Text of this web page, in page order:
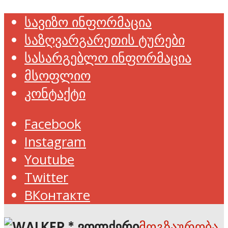
სავიზო ინფორმაცია
საზღვარგარეთის ტურები
სასარგებლო ინფორმაცია
მსოფლიო
კონტაქტი
Facebook
Instagram
Youtube
Twitter
ВКонтакте